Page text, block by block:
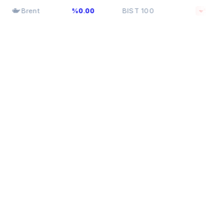
$84,43 %0.00 BIST 100 13.779,40